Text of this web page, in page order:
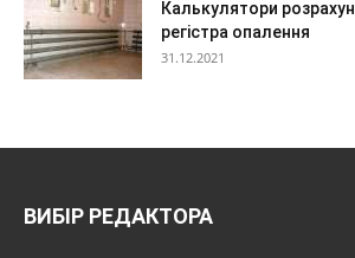
Калькулятори
регістра опалення
31.12.2021
ВИБІР РЕДАКТОРА